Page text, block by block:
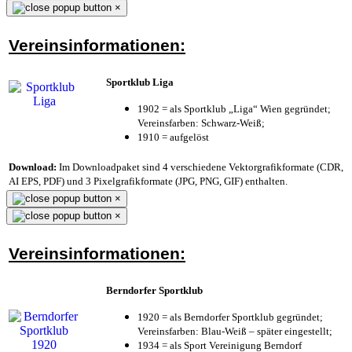
×
Vereinsinformationen:
Sportklub Liga
1902 = als Sportklub „Liga“ Wien gegründet;
Vereinsfarben: Schwarz-Weiß;
1910 = aufgelöst
Download: Im Downloadpaket sind 4 verschiedene Vektorgrafikformate (CDR,
AI EPS, PDF) und 3 Pixelgrafikformate (JPG, PNG, GIF) enthalten.
×
×
Vereinsinformationen:
Berndorfer Sportklub
1920 = als Berndorfer Sportklub gegründet;
Vereinsfarben: Blau-Weiß – später eingestellt;
1934 = als Sport Vereinigung Berndorf